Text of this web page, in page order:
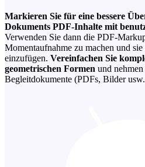
Markieren Sie für eine bessere
Dokuments PDF-Inhalte mit
Verwenden Sie dann die PDF-
Momentaufnahme zu machen und
einzufügen. Vereinfachen Sie
geometrischen Formen und
Begleitdokumente (PDFs, Bilder